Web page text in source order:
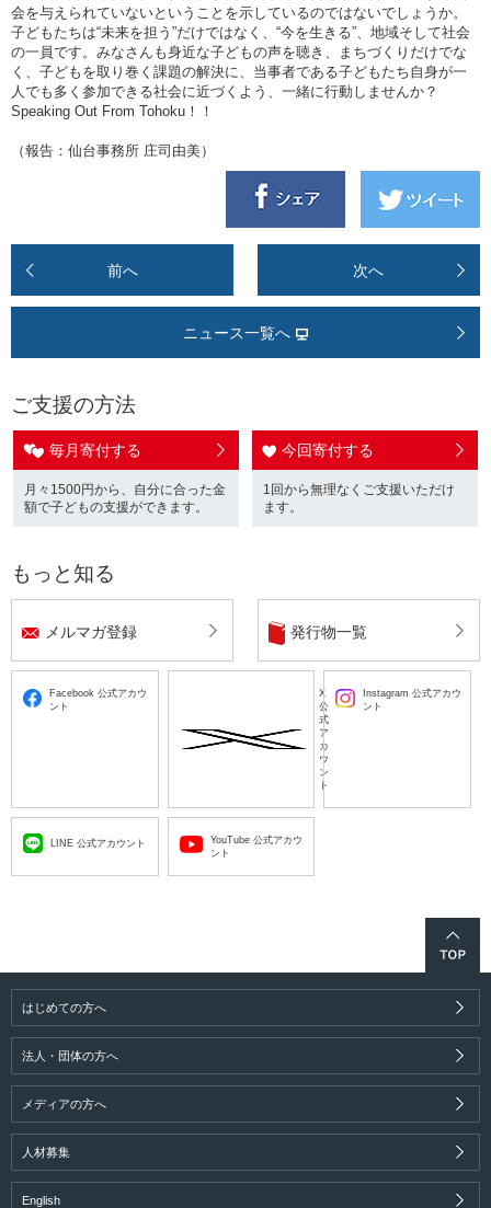
会を与えられていないということを示しているのではないでしょうか。
子どもたちは“未来を担う”だけではなく、“今を生きる”、地域そして社会
の一員です。みなさんも身近な子どもの声を聴き、まちづくりだけでな
く、子どもを取り巻く課題の解決に、当事者である子どもたち自身が一
人でも多く参加できる社会に近づくよう、一緒に行動しませんか？
Speaking Out From Tohoku ！！
（報告：仙台事務所 庄司由美）
前へ 次へ
ニュース一覧へ
ご支援の方法
毎月寄付する
月々1500円から、自分に合った金
額で子どもの支援ができます。
今回寄付する
1回から無理なくご支援いただけ
ます。
もっと知る
メルマガ登録 発行物一覧
Facebook 公式アカウ
ント
X
公
式
ア
カ
ウ
ン
ト
Instagram 公式アカウ
ント
LINE 公式アカウント
YouTube 公式アカウ
ント
はじめての方へ
法人・団体の方へ
メディアの方へ
人材募集
English